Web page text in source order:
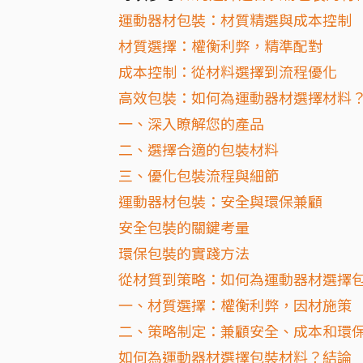
運動器材包裝：材質精選與成本控制
材質選擇：權衡利弊，精準配對
成本控制：從材料選擇到流程優化
高效包裝：如何為運動器材選擇材料？
一、深入瞭解您的產品
二、選擇合適的包裝材料
三、優化包裝流程與細節
運動器材包裝：安全與環保兼顧
安全包裝的關鍵考量
環保包裝的實踐方法
從材質到策略：如何為運動器材選擇
一、材質選擇：權衡利弊，因材施策
二、策略制定：兼顧安全、成本和環
如何為運動器材選擇包裝材料？結論